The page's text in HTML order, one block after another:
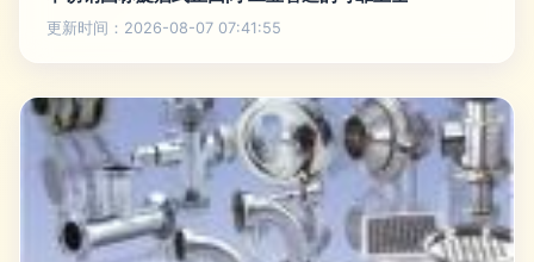
更新时间：2026-08-07 07:41:55